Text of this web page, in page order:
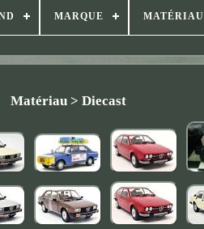
MARQUE MATÉRIAU
Matériau > Diecast